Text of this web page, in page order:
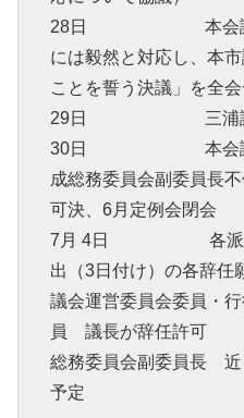
28日 本会議で発
には毅然と対応し、本
ことを誓う決議」を全
29日 三浦議員
30日 本会議で発
成総務委員会副委員長
可決、6月定例会閉会
7月 4日 各派代表
出（3日付け）の各辞任
議会運営委員会委員・
員 議長が辞任許可
総務委員会副委員長 近
予定